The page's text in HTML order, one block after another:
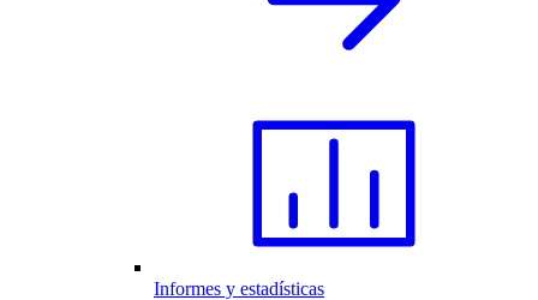
Informes y estadísticas